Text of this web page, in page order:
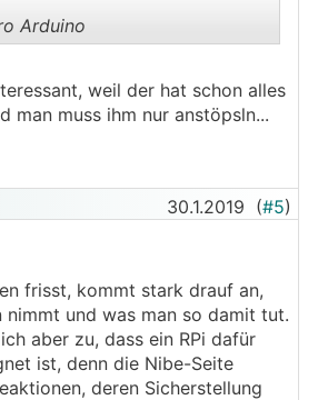
..
Arduino
weil der hat schon alles
man muss ihm nur anstöpsln...
30.1.2019 (#5)
frisst, kommt stark drauf an,
nimmt und was man so damit tut.
aber zu, dass ein RPi dafür
ist, denn die Nibe-Seite
deren Sicherstellung